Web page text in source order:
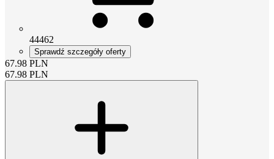
44462
Sprawdź szczegóły oferty
67.98 PLN
67.98 PLN